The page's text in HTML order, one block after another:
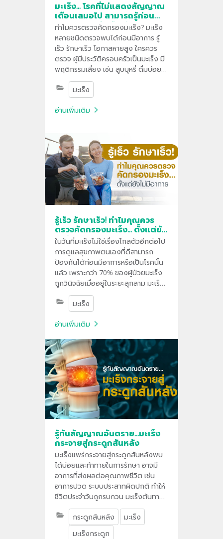
มะเร็ง... โรคที่ไม่แสดงสัญญาณ
เตือนเสมอไป สามารถรู้ก่อน
และวางแผนรับมือได้
ทำไมควรตรวจคัดกรองมะเร็ง? มะเร็ง
หลายชนิดตรวจพบได้ก่อนมีอาการ รู้
เร็ว รักษาเร็ว โอกาสหายสูง ใครควร
ตรวจ ผู้มีประวัติครอบครัวเป็นมะเร็ง มี
พฤติกรรมเสี่ยง เช่น สูบบุหรี่ ดื่มบ่อย
เครียดสะสม
มะเร็ง
อ่านเพิ่มเติม
รู้เร็ว รักษาเร็ว! ทำไมคุณควร
ตรวจคัดกรองมะเร็ง... ตั้งแต่ยัง
ไม่มีอาการ?
ในวันที่มะเร็งไม่ใช่เรื่องไกลตัวอีกต่อไป
การดูแลสุขภาพตนเองที่ดีสามารถ
ป้องกันได้ก่อนมีอาการหรือเป็นโรคนั้น
แล้ว เพราะกว่า 70% ของผู้ป่วยมะเร็ง
ถูกวินิจฉัยเมื่ออยู่ในระยะลุกลาม มะเร็ง
หลายชนิดสามารถรักษาให้หายได้หาก
ตรวจพบในระยะแรกเริ่ม
มะเร็ง
อ่านเพิ่มเติม
รู้ทันสัญญาณอันตราย...มะเร็ง
กระจายสู่กระดูกสันหลัง
มะเร็งแพร่กระจายสู่กระดูกสันหลังพบ
ได้บ่อยและท้าทายในการรักษา อาจมี
อาการที่ส่งผลต่อคุณภาพชีวิต เช่น
อาการปวด ระบบประสาทผิดปกติ ทำให้
ชีวิตประจำวันถูกรบกวน มะเร็งต้นทางที่
มักแพร่กระจายสู่กระดูกสันหลังได้บ่อย
เช่น มะเร็งเต้านม มะเร็งปอด มะเร็ง
ต่อมลูกหมาก
กระดูกสันหลัง
มะเร็ง
มะเร็งกระดูก